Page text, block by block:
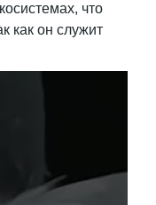
что
как он служит